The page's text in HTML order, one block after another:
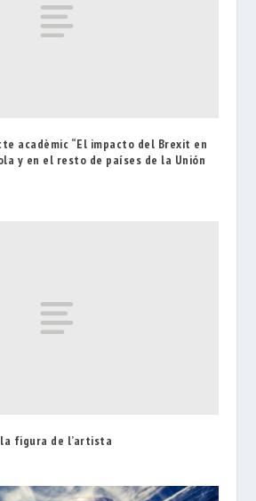
acadèmic “El impacto del Brexit en
y en el resto de países de la Unión
la figura de l’artista